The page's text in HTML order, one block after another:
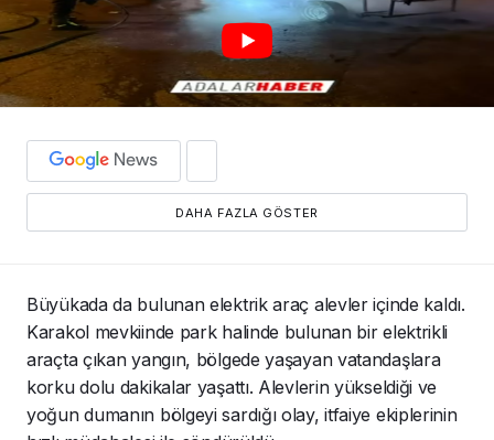
DAHA FAZLA GÖSTER
Büyükada da bulunan elektrik araç alevler içinde kaldı.
Karakol mevkiinde park halinde bulunan bir elektrikli
araçta çıkan yangın, bölgede yaşayan vatandaşlara
korku dolu dakikalar yaşattı. Alevlerin yükseldiği ve
yoğun dumanın bölgeyi sardığı olay, itfaiye ekiplerinin